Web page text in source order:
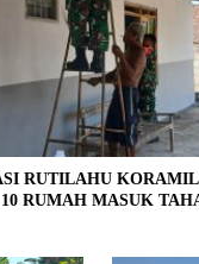
RUTILAHU
RUMAH MASUK